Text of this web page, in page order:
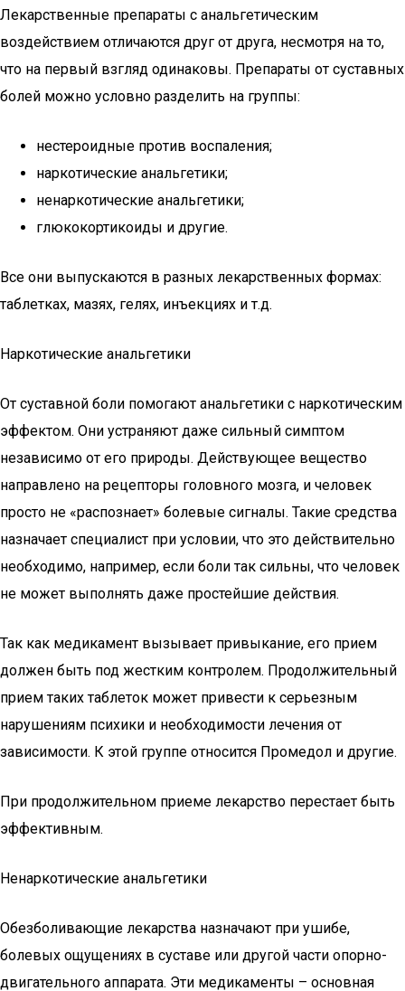
Лекарственные препараты с анальгетическим
воздействием отличаются друг от друга, несмотря на то,
что на первый взгляд одинаковы. Препараты от суставных
болей можно условно разделить на группы:
нестероидные против воспаления;
наркотические анальгетики;
ненаркотические анальгетики;
глюкокортикоиды и другие.
Все они выпускаются в разных лекарственных формах:
таблетках, мазях, гелях, инъекциях и т.д.
Наркотические анальгетики
От суставной боли помогают анальгетики с наркотическим
эффектом. Они устраняют даже сильный симптом
независимо от его природы. Действующее вещество
направлено на рецепторы головного мозга, и человек
просто не «распознает» болевые сигналы. Такие средства
назначает специалист при условии, что это действительно
необходимо, например, если боли так сильны, что человек
не может выполнять даже простейшие действия.
Так как медикамент вызывает привыкание, его прием
должен быть под жестким контролем. Продолжительный
прием таких таблеток может привести к серьезным
нарушениям психики и необходимости лечения от
зависимости. К этой группе относится Промедол и другие.
При продолжительном приеме лекарство перестает быть
эффективным.
Ненаркотические анальгетики
Обезболивающие лекарства назначают при ушибе,
болевых ощущениях в суставе или другой части опорно-
двигательного аппарата. Эти медикаменты – основная